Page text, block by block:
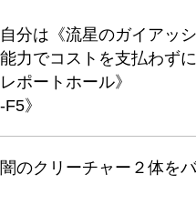
分は《流星のガイアッ
力でコストを支払わず
ポートホール》
》
のクリーチャー２体を